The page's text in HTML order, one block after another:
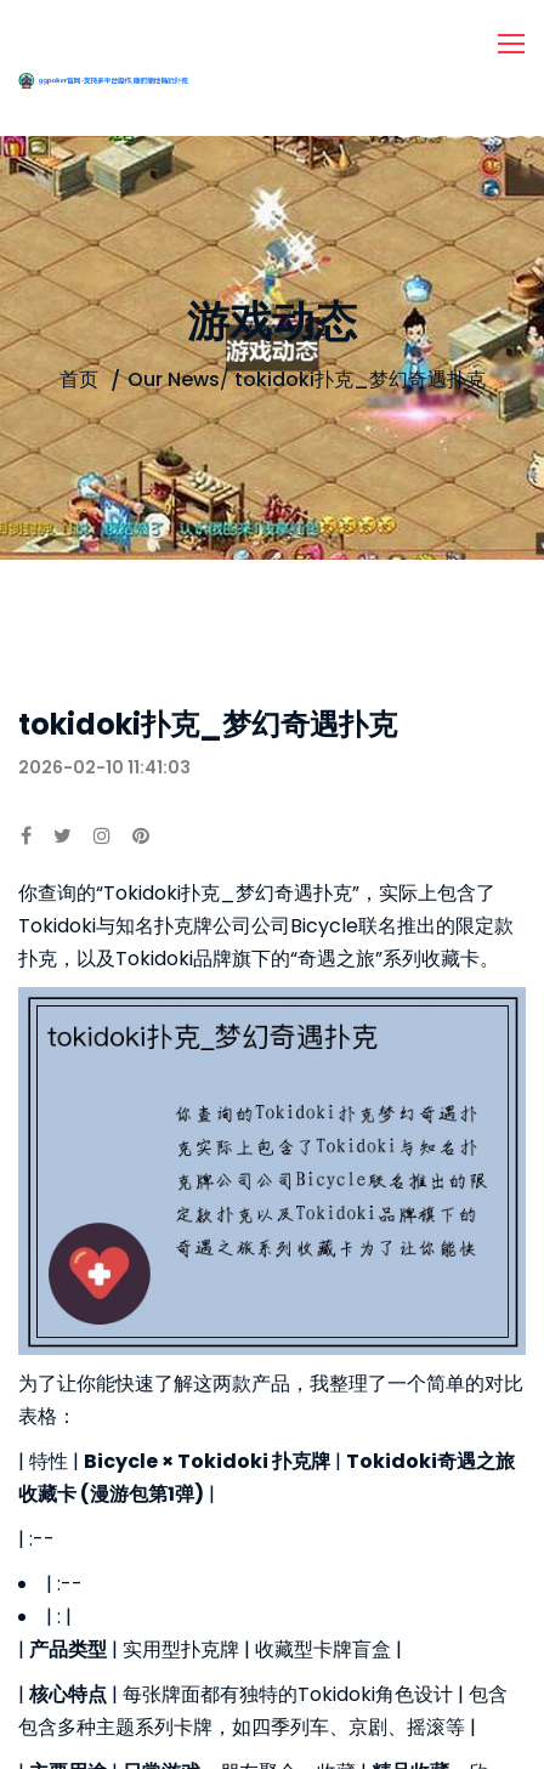
游戏动态
首页 Our News/tokidoki扑克_梦幻奇遇扑克
tokidoki扑克_梦幻奇遇扑克
2026-02-10 11:41:03
你查询的“Tokidoki扑克_梦幻奇遇扑克”，实际上包含了
Tokidoki与知名扑克牌公司公司Bicycle联名推出的限定款
扑克，以及Tokidoki品牌旗下的“奇遇之旅”系列收藏卡。
为了让你能快速了解这两款产品，我整理了一个简单的对比
表格：
| 特性 | Bicycle × Tokidoki 扑克牌 | Tokidoki奇遇之旅
收藏卡 (漫游包第1弹) |
| :--
| :--
| : |
| 产品类型 | 实用型扑克牌 | 收藏型卡牌盲盒 |
| 核心特点 | 每张牌面都有独特的Tokidoki角色设计 | 包含
包含多种主题系列卡牌，如四季列车、京剧、摇滚等 |